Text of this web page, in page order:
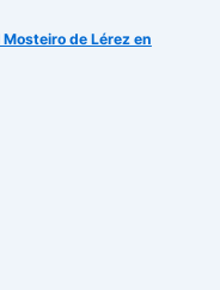
de Lérez en